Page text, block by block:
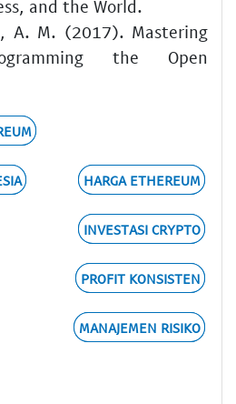
and the World.
A. M. (2017). Mastering
the Open
HARGA ETHEREUM
INVESTASI CRYPTO
PROFIT KONSISTEN
MANAJEMEN RISIKO